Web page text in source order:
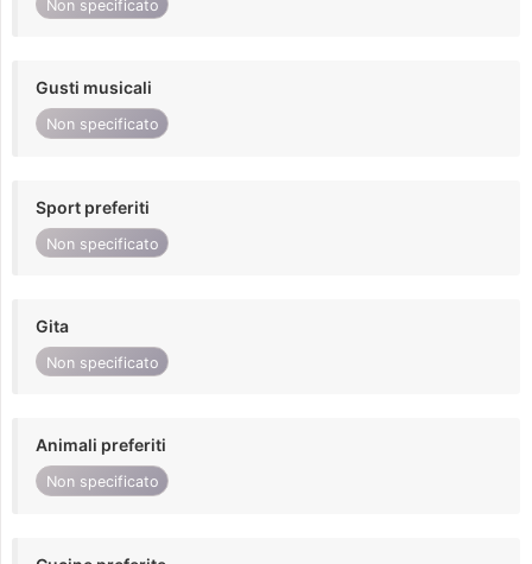
Non specificato
Gusti musicali
Non specificato
Sport preferiti
Non specificato
Gita
Non specificato
Animali preferiti
Non specificato